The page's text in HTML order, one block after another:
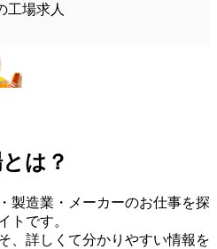
工場求人
は？
製造業・メーカーのお仕事を探
トです。
、詳しくて分かりやすい情報を